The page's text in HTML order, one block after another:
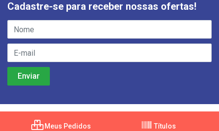
Cadastre-se para receber nossas ofertas!
Meus Pedidos Títulos